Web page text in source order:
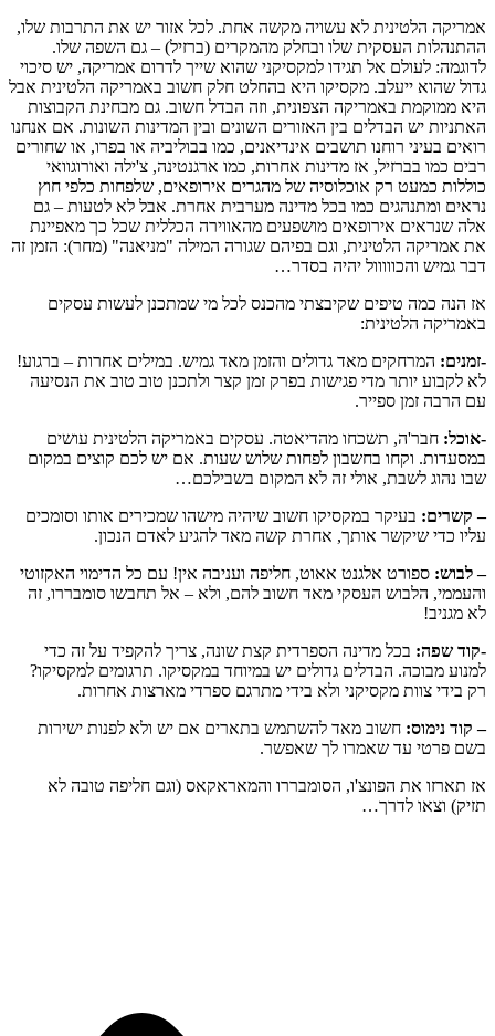
אמריקה הלטינית לא עשויה מקשה אחת. לכל אזור יש את התרבות שלו,
ההתנהלות העסקית שלו ובחלק מהמקרים (ברזיל) – גם השפה שלו.
לדוגמה: לעולם אל תגידו למקסיקני שהוא שייך לדרום אמריקה, יש סיכוי
גדול שהוא ייעלב. מקסיקו היא בהחלט חלק חשוב באמריקה הלטינית אבל
היא ממוקמת באמריקה הצפונית, וזה הבדל חשוב. גם מבחינת הקבוצות
האתניות יש הבדלים בין האזורים השונים ובין המדינות השונות. אם אנחנו
רואים בעיני רוחנו תושבים אינדיאנים, כמו בבוליביה או בפרו, או שחורים
רבים כמו בברזיל, אז מדינות אחרות, כמו ארגנטינה, צ'ילה ואורוגוואי
כוללות כמעט רק אוכלוסיה של מהגרים אירופאים, שלפחות כלפי חוץ
נראים ומתנהגים כמו בכל מדינה מערבית אחרת. אבל לא לטעות – גם
אלה שנראים אירופאים מושפעים מהאווירה הכללית שכל כך מאפיינת
את אמריקה הלטינית, וגם בפיהם שגורה המילה "מניאנה" (מחר): הזמן זה
דבר גמיש והכווווול יהיה בסדר…
אז הנה כמה טיפים שקיבצתי מהכנס לכל מי שמתכנן לעשות עסקים
באמריקה הלטינית:
-זמנים: המרחקים מאד גדולים והזמן מאד גמיש. במילים אחרות – ברגוע!
לא לקבוע יותר מדי פגישות בפרק זמן קצר ולתכנן טוב טוב את הנסיעה
עם הרבה זמן ספייר.
-אוכל: חבר'ה, תשכחו מהדיאטה. עסקים באמריקה הלטינית עושים
במסעדות. וקחו בחשבון לפחות שלוש שעות. אם יש לכם קוצים במקום
שבו נהוג לשבת, אולי זה לא המקום בשבילכם…
– קשרים: בעיקר במקסיקו חשוב שיהיה מישהו שמכירים אותו וסומכים
עליו כדי שיקשר אותך, אחרת קשה מאד להגיע לאדם הנכון.
– לבוש: ספורט אלגנט אאוט, חליפה ועניבה אין! עם כל הדימוי האקזוטי
והעממי, הלבוש העסקי מאד חשוב להם, ולא – אל תחבשו סומבררו, זה
לא מגניב!
-קוד שפה: בכל מדינה הספרדית קצת שונה, צריך להקפיד על זה כדי
למנוע מבוכה. הבדלים גדולים יש במיוחד במקסיקו. תרגומים למקסיקו?
רק בידי צוות מקסיקני ולא בידי מתרגם ספרדי מארצות אחרות.
– קוד נימוס: חשוב מאד להשתמש בתארים אם יש ולא לפנות ישירות
בשם פרטי עד שאמרו לך שאפשר.
אז תארזו את הפונצ'ו, הסומבררו והמאראקאס (וגם חליפה טובה לא
תזיק) וצאו לדרך…